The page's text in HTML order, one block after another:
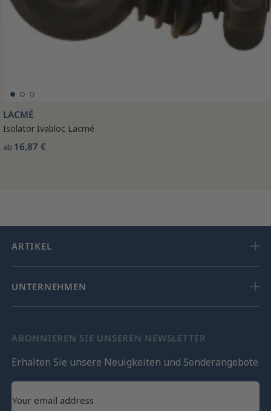
LACMÉ
Isolator Ivabloc Lacmé
ab 16,87 €
ARTIKEL
UNTERNEHMEN
ABONNIEREN SIE UNSEREN NEWSLETTER
Erhalten Sie unsere Neuigkeiten und Sonderangebote